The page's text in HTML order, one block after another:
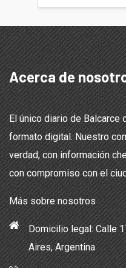
Acerca de
El único diario de Balcarce
formato digital. Nuestro
verdad, con información
con compromiso con el
Más sobre nosotros
Domicilio legal: Calle
Aires, Argentina